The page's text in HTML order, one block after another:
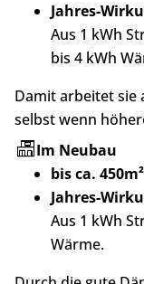
Jahres-
Aus 1 kWh
bis 4 kWh
Damit arbeitet sie
selbst wenn
Im Neubau
bis ca.
Jahres-
Aus 1 kWh
Wärme.